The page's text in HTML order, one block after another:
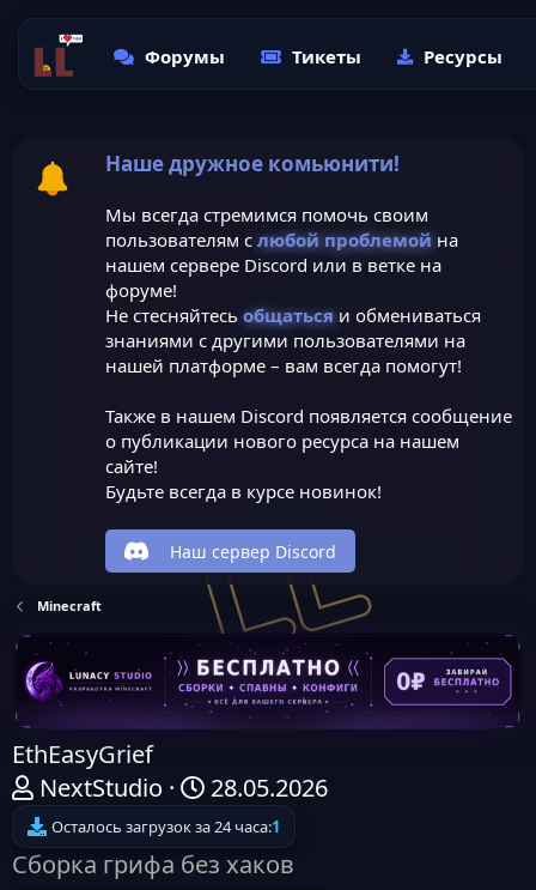
Форумы Тикеты Ресурсы
Наше дружное комьюнити!
Мы всегда стремимся помочь своим
пользователям с любой проблемойна
нашем сервере Discord или в ветке на
форуме!
Не стесняйтесь общатьсяи обмениваться
знаниями с другими пользователями на
нашей платформе – вам всегда помогут!
Также в нашем Discord появляется сообщение
о публикации нового ресурса на нашем
сайте!
Будьте всегда в курсе новинок!
Наш сервер Discord
Minecraft
EthEasyGrief
А
в
т
NextStudio
Д
а
т
28.05.2026
Осталось загрузок за 24 часа:1
Сборка грифа без хаков